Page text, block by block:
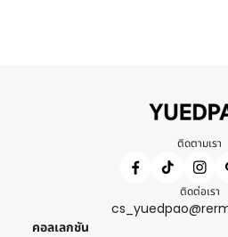
ติดตามเรา
ติดต่อเรา
คอลเลกชัน